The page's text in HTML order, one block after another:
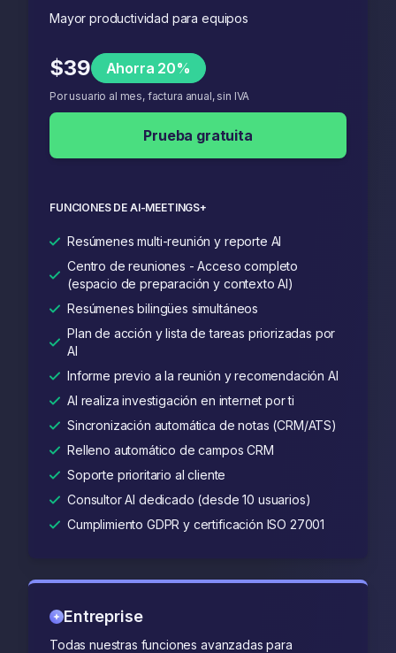
Mayor productividad para equipos
$39 Ahorra 20%
Por usuario al mes, factura anual, sin IVA
Prueba gratuita
FUNCIONES DE AI-MEETINGS+
Resúmenes multi-reunión y reporte AI
Centro de reuniones - Acceso completo
(espacio de preparación y contexto AI)
Resúmenes bilingües simultáneos
Plan de acción y lista de tareas priorizadas por
AI
Informe previo a la reunión y recomendación AI
AI realiza investigación en internet por ti
Sincronización automática de notas (CRM/ATS)
Relleno automático de campos CRM
Soporte prioritario al cliente
Consultor AI dedicado (desde 10 usuarios)
Cumplimiento GDPR y certificación ISO 27001
Entreprise
Todas nuestras funciones avanzadas para